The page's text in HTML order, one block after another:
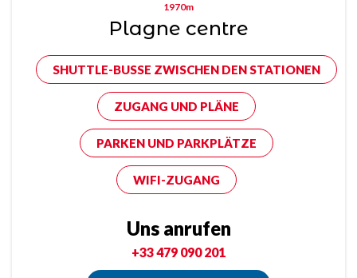
1970m
Plagne centre
SHUTTLE-BUSSE ZWISCHEN DEN STATIONEN
ZUGANG UND PLÄNE
PARKEN UND PARKPLÄTZE
WIFI-ZUGANG
Uns anrufen
+33 479 090 201